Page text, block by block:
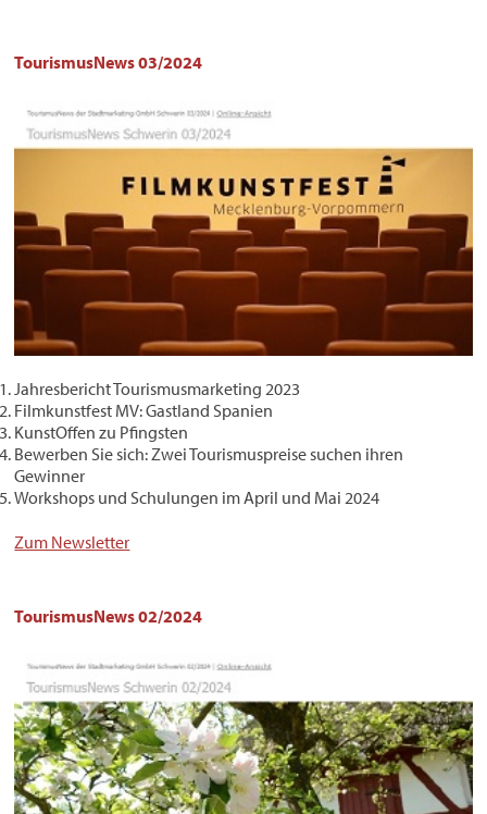
TourismusNews 03/2024
Jahresbericht Tourismusmarketing 2023
Filmkunstfest MV: Gastland Spanien
KunstOffen zu Pfingsten
Bewerben Sie sich: Zwei Tourismuspreise suchen ihren
Gewinner
Workshops und Schulungen im April und Mai 2024
Zum Newsletter
TourismusNews 02/2024